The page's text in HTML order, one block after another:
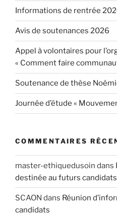
Informations de rentrée
Avis de soutenances 2026
Appel à volontaires pour
« Comment faire
Soutenance de thèse
Journée d’étude «
COMMENTAIRES
master-ethiquedusoin dans
destinée au futurs candidats
SCAON dans Réunion
candidats